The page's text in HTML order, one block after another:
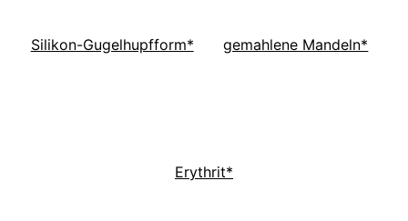
Silikon-Gugelhupfform* gemahlene Mandeln*
Erythrit*